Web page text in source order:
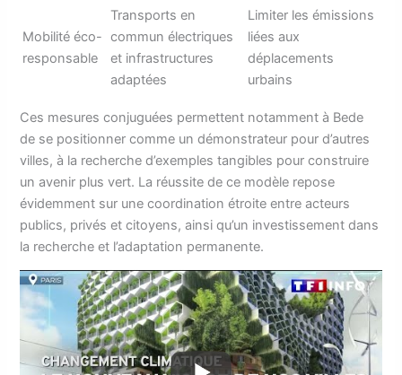
Mobilité éco-
responsable
Transports en
commun électriques
et infrastructures
adaptées
Limiter les émissions
liées aux
déplacements
urbains
Ces mesures conjuguées permettent notamment à Bede
de se positionner comme un démonstrateur pour d’autres
villes, à la recherche d’exemples tangibles pour construire
un avenir plus vert. La réussite de ce modèle repose
évidemment sur une coordination étroite entre acteurs
publics, privés et citoyens, ainsi qu’un investissement dans
la recherche et l’adaptation permanente.